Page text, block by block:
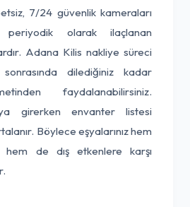
7/24 güvenlik kameraları
olarak ilaçlanan
Adana Kilis nakliye süreci
dilediğiniz kadar
faydalanabilirsiniz.
girerken envanter listesi
Böylece eşyalarınız hem
hem de dış etkenlere karşı